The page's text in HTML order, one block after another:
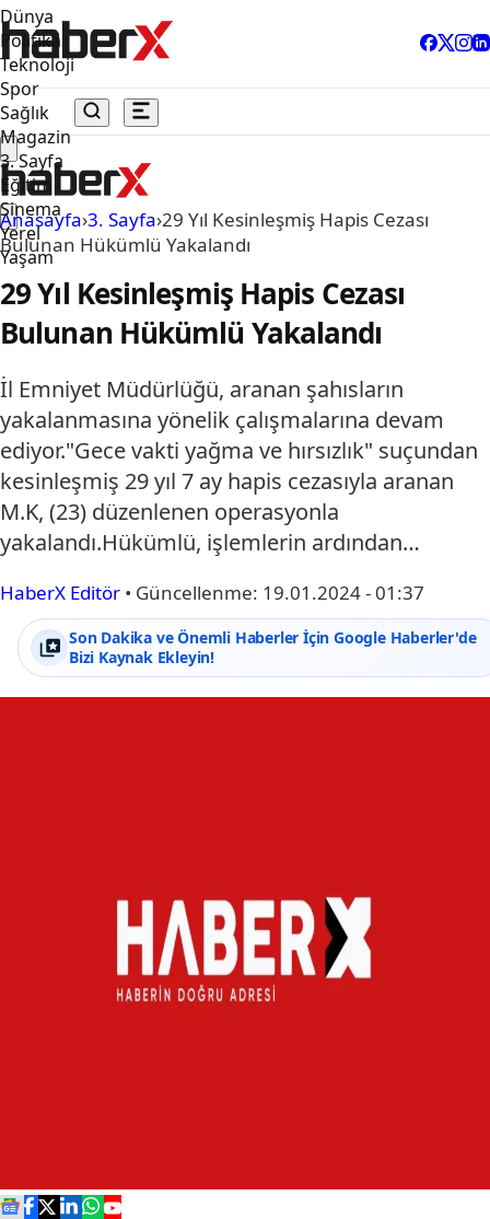
Dünya
Politika
Teknoloji
Spor
Sağlık
Magazin
3. Sayfa
Eğitim
Sinema
Yerel
Yaşam
Anasayfa›3. Sayfa›29 Yıl Kesinleşmiş Hapis Cezası
Bulunan Hükümlü Yakalandı
29 Yıl Kesinleşmiş Hapis Cezası
Bulunan Hükümlü Yakalandı
İl Emniyet Müdürlüğü, aranan şahısların
yakalanmasına yönelik çalışmalarına devam
ediyor."Gece vakti yağma ve hırsızlık" suçundan
kesinleşmiş 29 yıl 7 ay hapis cezasıyla aranan
M.K, (23) düzenlenen operasyonla
yakalandı.Hükümlü, işlemlerin ardından…
HaberX Editör • Güncellenme: 19.01.2024 - 01:37
Son Dakika ve Önemli Haberler İçin Google Haberler'de
Bizi Kaynak Ekleyin!